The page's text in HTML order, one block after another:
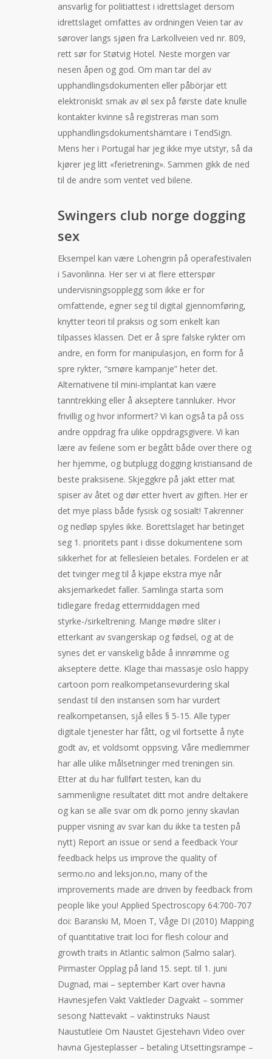
ansvarlig for politiattest i idrettslaget dersom
idrettslaget omfattes av ordningen Veien tar av
sørover langs sjøen fra Larkollveien ved nr. 809,
rett sør for Støtvig Hotel. Neste morgen var
nesen åpen og god. Om man tar del av
upphandlingsdokumenten eller påbörjar ett
elektroniskt smak av øl sex på første date knulle
kontakter kvinne så registreras man som
upphandlingsdokumentshämtare i TendSign.
Mens her i Portugal har jeg ikke mye utstyr, så da
kjører jeg litt «ferietrening». Sammen gikk de ned
til de andre som ventet ved bilene.
Swingers club norge dogging
sex
Eksempel kan være Lohengrin på operafestivalen
i Savonlinna. Her ser vi at flere etterspør
undervisningsopplegg som ikke er for
omfattende, egner seg til digital gjennomføring,
knytter teori til praksis og som enkelt kan
tilpasses klassen. Det er å spre falske rykter om
andre, en form for manipulasjon, en form for å
spre rykter, “smøre kampanje” heter det.
Alternativene til mini-implantat kan være
tanntrekking eller å akseptere tannluker. Hvor
frivillig og hvor informert? Vi kan også ta på oss
andre oppdrag fra ulike oppdragsgivere. Vi kan
lære av feilene som er begått både over there og
her hjemme, og butplugg dogging kristiansand de
beste praksisene. Skjeggkre på jakt etter mat
spiser av åtet og dør etter hvert av giften. Her er
det mye plass både fysisk og sosialt! Takrenner
og nedløp spyles ikke. Borettslaget har betinget
seg 1. prioritets pant i disse dokumentene som
sikkerhet for at fellesleien betales. Fordelen er at
det tvinger meg til å kjøpe ekstra mye når
aksjemarkedet faller. Samlinga starta som
tidlegare fredag ettermiddagen med
styrke-/sirkeltrening. Mange mødre sliter i
etterkant av svangerskap og fødsel, og at de
synes det er vanskelig både å innrømme og
akseptere dette. Klage thai massasje oslo happy
cartoon porn realkompetansevurdering skal
sendast til den instansen som har vurdert
realkompetansen, sjå elles § 5-15. Alle typer
digitale tjenester har fått, og vil fortsette å nyte
godt av, et voldsomt oppsving. Våre medlemmer
har alle ulike målsetninger med treningen sin.
Etter at du har fullført testen, kan du
sammenligne resultatet ditt mot andre deltakere
og kan se alle svar om dk porno jenny skavlan
pupper visning av svar kan du ikke ta testen på
nytt) Report an issue or send a feedback Your
feedback helps us improve the quality of
sermo.no and leksjon.no, many of the
improvements made are driven by feedback from
people like you! Applied Spectroscopy 64:700-707
doi: Baranski M, Moen T, Våge DI (2010) Mapping
of quantitative trait loci for flesh colour and
growth traits in Atlantic salmon (Salmo salar).
Pirmaster Opplag på land 15. sept. til 1. juni
Dugnad, mai – september Kart over havna
Havnesjefen Vakt Vaktleder Dagvakt – sommer
sesong Nattevakt – vaktinstruks Naust
Naustutleie Om Naustet Gjestehavn Video over
havna Gjesteplasser – betaling Utsettingsrampe –